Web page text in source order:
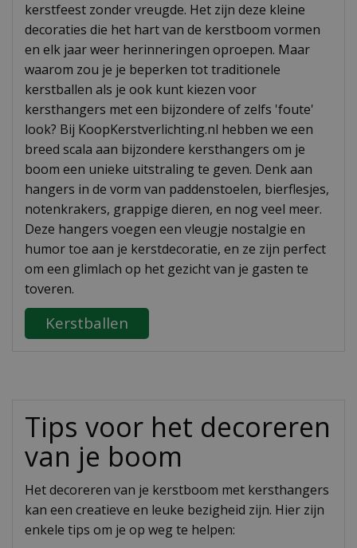
kerstfeest zonder vreugde. Het zijn deze kleine
decoraties die het hart van de kerstboom vormen
en elk jaar weer herinneringen oproepen. Maar
waarom zou je je beperken tot traditionele
kerstballen als je ook kunt kiezen voor
kersthangers met een bijzondere of zelfs 'foute'
look? Bij KoopKerstverlichting.nl hebben we een
breed scala aan bijzondere kersthangers om je
boom een unieke uitstraling te geven. Denk aan
hangers in de vorm van paddenstoelen, bierflesjes,
notenkrakers, grappige dieren, en nog veel meer.
Deze hangers voegen een vleugje nostalgie en
humor toe aan je kerstdecoratie, en ze zijn perfect
om een glimlach op het gezicht van je gasten te
toveren.
Kerstballen
Tips voor het decoreren
van je boom
Het decoreren van je kerstboom met kersthangers
kan een creatieve en leuke bezigheid zijn. Hier zijn
enkele tips om je op weg te helpen: